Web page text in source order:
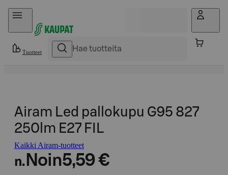
Hyppää sisältöön
Tuotteet
Airam Led pallokupu G95 827
250lm E27 FIL
Kaikki Airam-tuotteet
n. Noin5,59 €